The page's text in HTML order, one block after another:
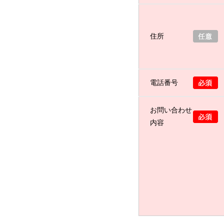
住所
電話番号
お問い合わせ
内容